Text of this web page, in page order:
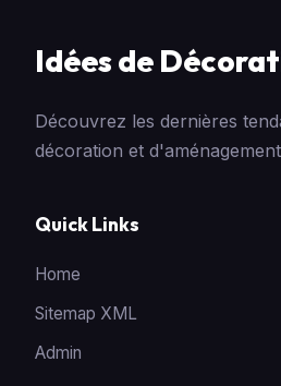
Idées de
Découvrez les dernières
décoration et
Quick Links
Home
Sitemap XML
Admin